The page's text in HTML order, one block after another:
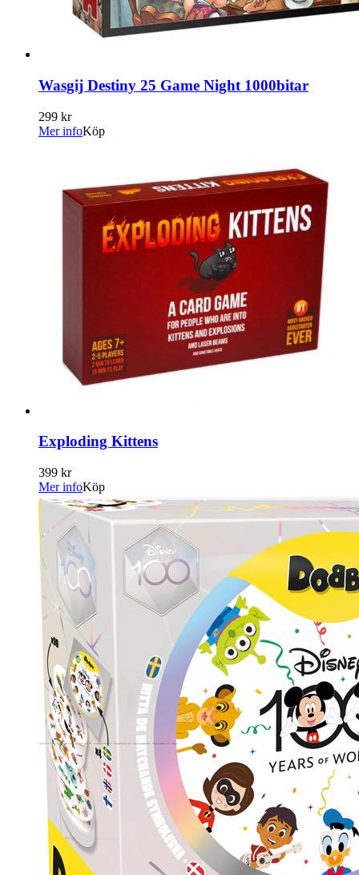
Wasgij Destiny 25 Game Night 1000bitar
299 kr
Mer infoKöp
Exploding Kittens
399 kr
Mer infoKöp